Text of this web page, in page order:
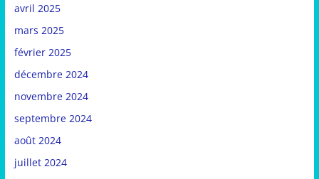
avril 2025
mars 2025
février 2025
décembre 2024
novembre 2024
septembre 2024
août 2024
juillet 2024